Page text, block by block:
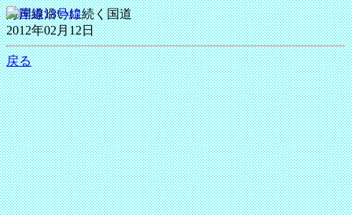
海岸線沿いに続く国道
2012年02月12日
戻る